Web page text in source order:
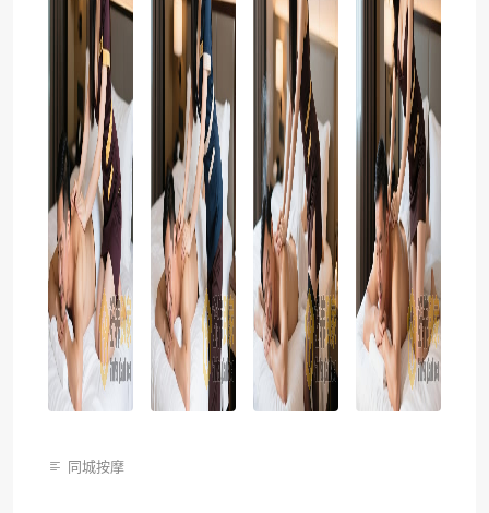
同城按摩